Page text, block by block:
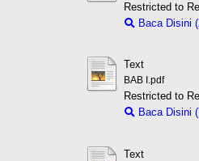
Restricted to
Baca Disini
Text
BAB I.pdf
Restricted to
Baca Disini
Text